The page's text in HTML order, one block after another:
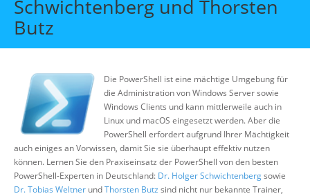
Über uns
Schwichtenberg und Thorsten
Butz
Die PowerShell ist eine mächtige Umgebung für
die Administration von Windows Server sowie
Windows Clients und kann mittlerweile auch in
Linux und macOS eingesetzt werden. Aber die
PowerShell erfordert aufgrund Ihrer Mächtigkeit
auch einiges an Vorwissen, damit Sie sie überhaupt effektiv nutzen
können. Lernen Sie den Praxiseinsatz der PowerShell von den besten
PowerShell-Experten in Deutschland: Dr. Holger Schwichtenbergsowie
Dr. Tobias Weltner undThorsten Butz sind nicht nur bekannte Trainer,